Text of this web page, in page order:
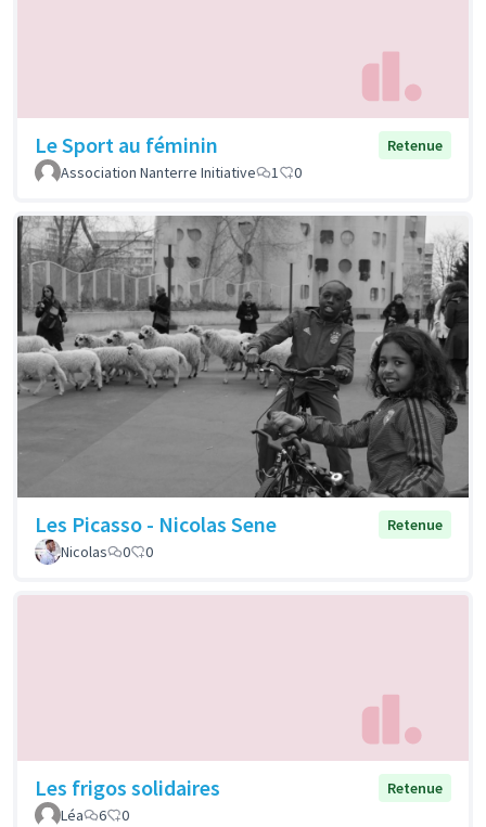
Le Sport au féminin
Retenue
Association Nanterre Initiative
1 0
Les Picasso - Nicolas Sene
Retenue
Nicolas
0 0
Les frigos solidaires
Retenue
Léa
6 0